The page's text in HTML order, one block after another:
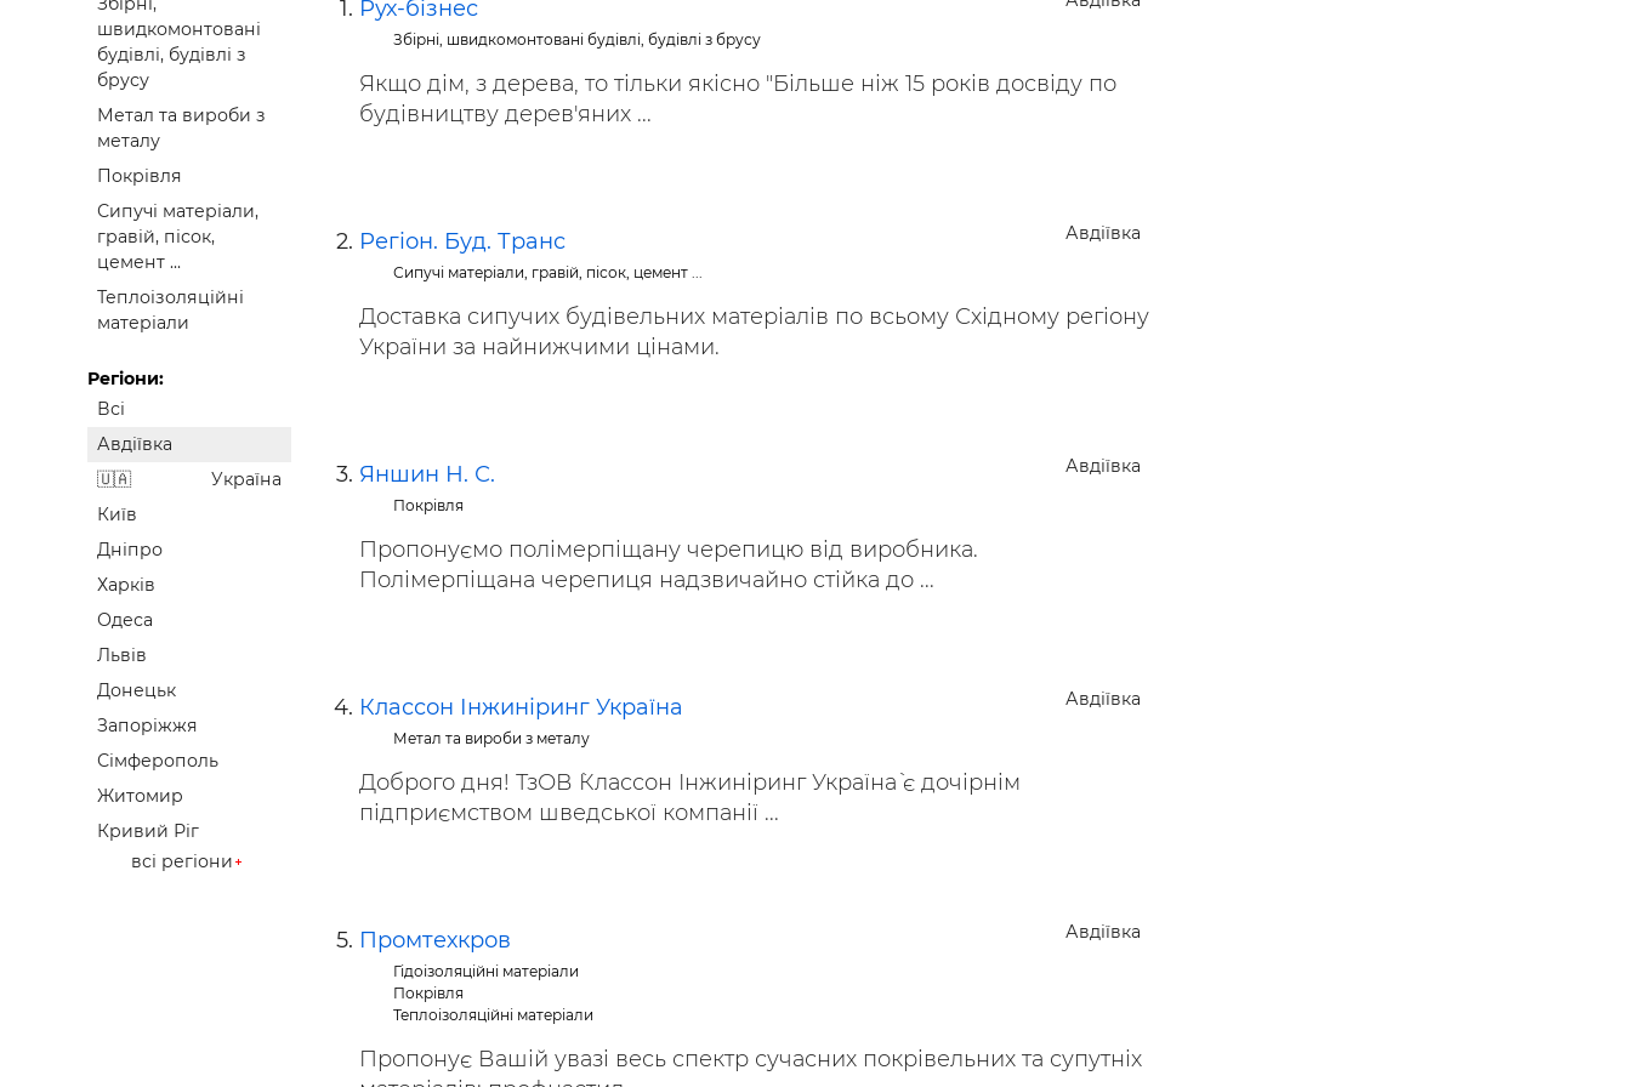
Будівельні і ремонтні послуги
швидкомонтовані
будівлі, будівлі з
брусу
Метал та вироби з
металу
Покрівля
Сипучі матеріали,
гравій, пісок,
цемент ...
Теплоізоляційні
матеріали
Регіони:
Всі
Авдіївка
Україна
Київ
Дніпро
Харків
Одеса
Львів
Донецьк
Запоріжжя
Сімферополь
Житомир
Кривий Ріг
всі регіони
Рух-бізнес
Збірні, швидкомонтовані будівлі, будівлі з брусу
Якщо дім, з дерева, то тільки якісно "Більше ніж 15 років досвіду по
будівництву дерев'яних ...
Авдіївка
Регіон. Буд. Транс
Сипучі матеріали, гравій, пісок, цемент ...
Доставка сипучих будівельних матеріалів по всьому Східному регіону
України за найнижчими цінами.
Авдіївка
Яншин Н. С.
Покрівля
Пропонуємо полімерпіщану черепицю від виробника.
Полімерпіщана черепиця надзвичайно стійка до ...
Авдіївка
Классон Інжиніринг Україна
Метал та вироби з металу
Доброго дня! ТзОВ `Классон Інжиніринг Україна` є дочірнім
підприємством шведської компанії ...
Авдіївка
Промтехкров
Гідоізоляційні матеріали
Покрівля
Теплоізоляційні матеріали
Пропонує Вашій увазі весь спектр сучасних покрівельних та супутніх